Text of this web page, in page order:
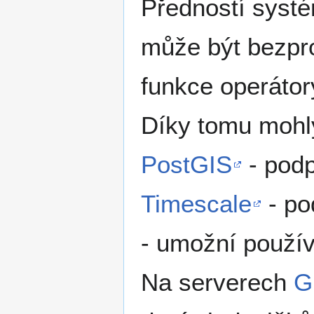
Předností
může být
funkce
Díky tomu
PostGIS
-
Timescale
-
- umožní
Na serverech